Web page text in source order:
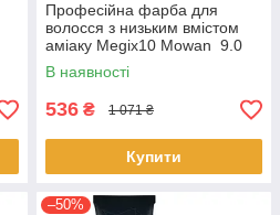
Професійна фарба для
волосся з низьким вмістом
аміаку Megix10 Mowan 9.0
дуже світлий блонд 100 мл
В наявності
536 ₴ 1 071 ₴
Купити
–50%